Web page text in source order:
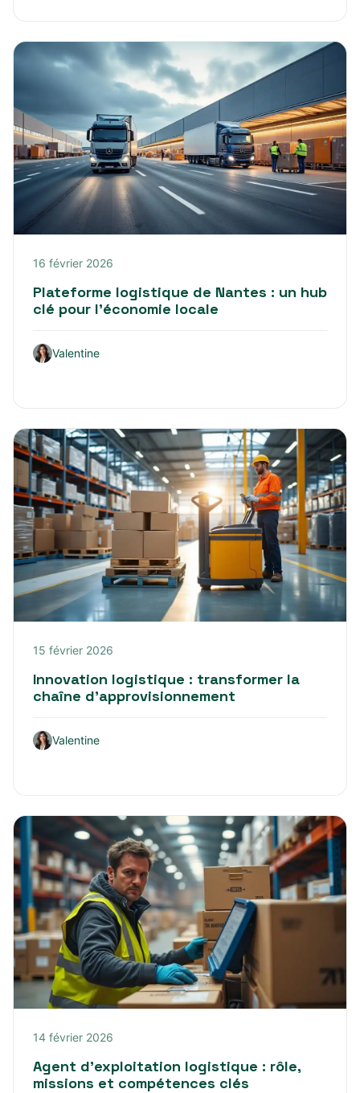
16 février 2026
Plateforme logistique de Nantes : un hub
clé pour l’économie locale
Valentine
15 février 2026
Innovation logistique : transformer la
chaîne d’approvisionnement
Valentine
14 février 2026
Agent d’exploitation logistique : rôle,
missions et compétences clés